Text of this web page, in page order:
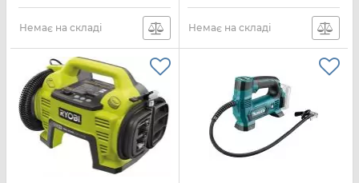
Немає на складі Немає на складі